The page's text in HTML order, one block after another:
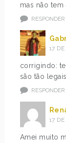
mas não
17
corrigindo:
são tão
17
Amei muito